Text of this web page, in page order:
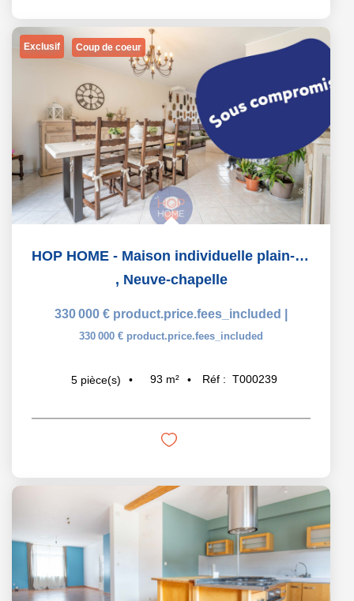
Exclusif Coup de coeur
HOP HOME - Maison individuelle plain-pied, 3 chambres, garag
, Neuve-chapelle
330 000 € product.price.fees_included
330 000 € product.price.fees_included
5 pièce(s) 93 m² Réf : T000239